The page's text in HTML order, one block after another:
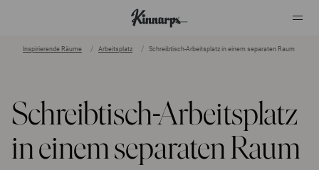
Inspirierende Räume Arbeitsplatz Schreibtisch-Arbeitsplatz in einem separaten Raum
Schreibtisch-Arbeitsplatz
in einem separaten Raum